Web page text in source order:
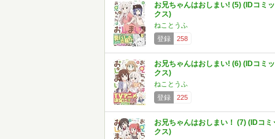
お兄ちゃんはおしまい! (5) (IDコミッ
クス)
ねことうふ
登録
258
お兄ちゃんはおしまい! (6) (IDコミッ
クス)
ねことうふ
登録
225
お兄ちゃんはおしまい！ (7) (IDコミ
クス)